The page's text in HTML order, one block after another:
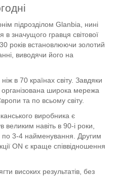
підрозділом Glanbia, нині
значущого гравця світової
років встановлюючи золотий
виводячи його на
в 70 країнах світу. Завдяки
організована широка мережа
та по всьому світу.
виробника є
навіть в 90-і роки,
по 3-4 найменування. Другим
ON є краще співвідношення
високих результатів, без